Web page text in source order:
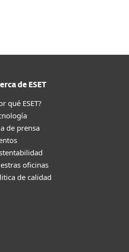
de ESET
qué ESET?
de prensa
oficinas
de calidad